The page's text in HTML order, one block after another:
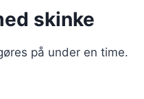
skinke
på under en time.